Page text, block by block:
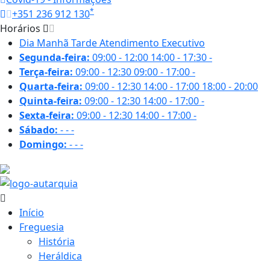
+351 236 912 130*
Horários
Dia Manhã TardeAtendimento Executivo
Segunda-feira: 09:00 - 12:00 14:00 - 17:30-
Terça-feira: 09:00 - 12:3009:00 - 17:00-
Quarta-feira: 09:00 - 12:30 14:00 - 17:00 18:00 - 20:00
Quinta-feira: 09:00 - 12:30 14:00 - 17:00-
Sexta-feira: 09:00 - 12:30 14:00 - 17:00-
Sábado: ---
Domingo: ---
Início
Freguesia
História
Heráldica